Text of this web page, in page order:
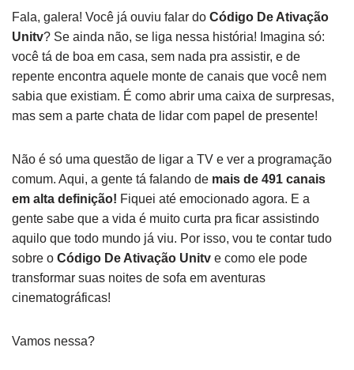
Fala, galera! Você já ouviu falar do Código De Ativação
Unitv? Se ainda não, se liga nessa história! Imagina só:
você tá de boa em casa, sem nada pra assistir, e de
repente encontra aquele monte de canais que você nem
sabia que existiam. É como abrir uma caixa de surpresas,
mas sem a parte chata de lidar com papel de presente!
Não é só uma questão de ligar a TV e ver a programação
comum. Aqui, a gente tá falando de mais de 491 canais
em alta definição! Fiquei até emocionado agora. E a
gente sabe que a vida é muito curta pra ficar assistindo
aquilo que todo mundo já viu. Por isso, vou te contar tudo
sobre o Código De Ativação Unitv e como ele pode
transformar suas noites de sofa em aventuras
cinematográficas!
Vamos nessa?